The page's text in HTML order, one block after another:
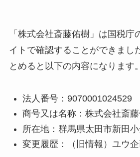
「株式会社斎藤佑樹」は国税庁
イトで確認することができまし
とめると以下の内容になります。
法人番号：9070001024529
商号又は名称：株式会社斎
所在地：群馬県太田市新田
変更履歴：（旧情報）ユウ